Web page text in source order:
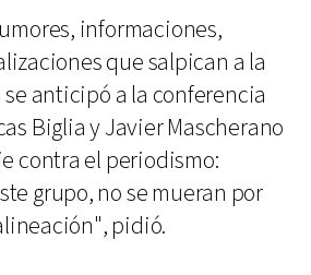
informaciones,
que salpican a la
anticipó a la conferencia
Biglia y Javier Mascherano
contra el periodismo:
grupo, no se mueran por
pidió.